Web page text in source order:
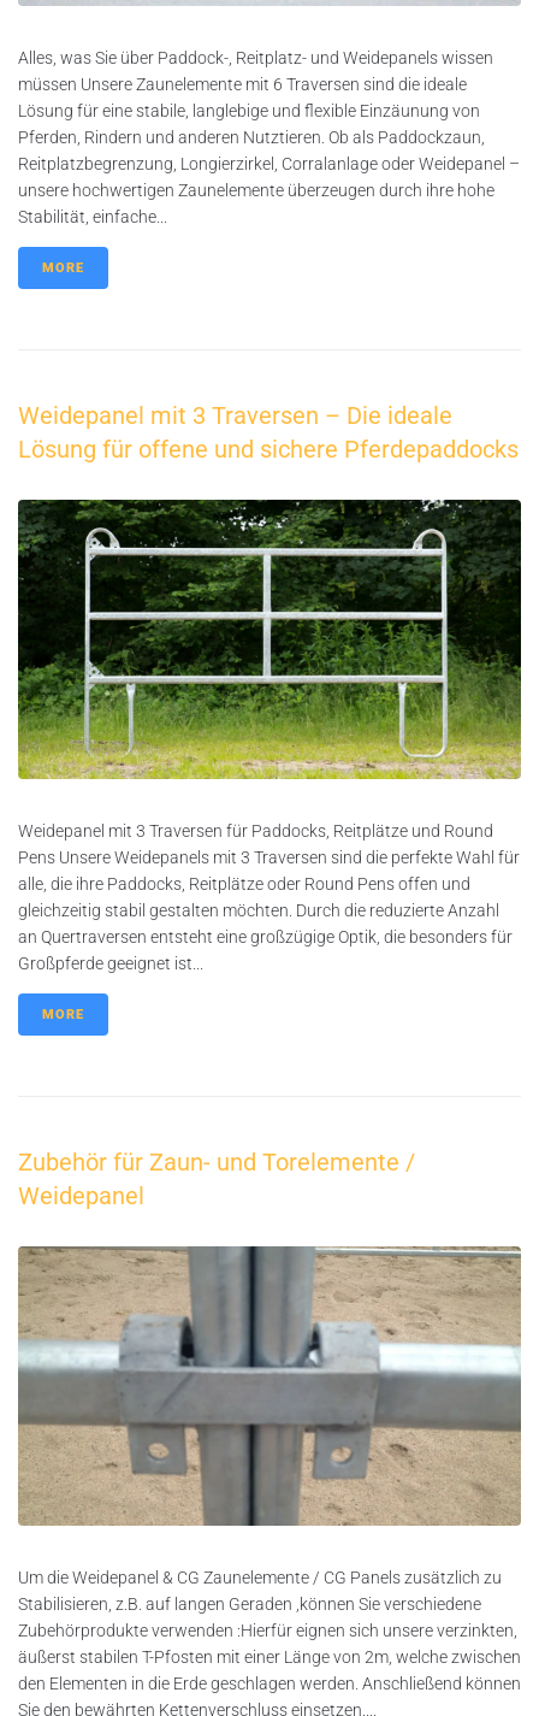
Alles, was Sie über Paddock-, Reitplatz- und Weidepanels wissen
müssen Unsere Zaunelemente mit 6 Traversen sind die ideale
Lösung für eine stabile, langlebige und flexible Einzäunung von
Pferden, Rindern und anderen Nutztieren. Ob als Paddockzaun,
Reitplatzbegrenzung, Longierzirkel, Corralanlage oder Weidepanel –
unsere hochwertigen Zaunelemente überzeugen durch ihre hohe
Stabilität, einfache...
MORE
Weidepanel mit 3 Traversen – Die ideale
Lösung für offene und sichere Pferdepaddocks
Weidepanel mit 3 Traversen für Paddocks, Reitplätze und Round
Pens Unsere Weidepanels mit 3 Traversen sind die perfekte Wahl für
alle, die ihre Paddocks, Reitplätze oder Round Pens offen und
gleichzeitig stabil gestalten möchten. Durch die reduzierte Anzahl
an Quertraversen entsteht eine großzügige Optik, die besonders für
Großpferde geeignet ist...
MORE
Zubehör für Zaun- und Torelemente /
Weidepanel
Um die Weidepanel & CG Zaunelemente / CG Panels zusätzlich zu
Stabilisieren, z.B. auf langen Geraden ,können Sie verschiedene
Zubehörprodukte verwenden :Hierfür eignen sich unsere verzinkten,
äußerst stabilen T-Pfosten mit einer Länge von 2m, welche zwischen
den Elementen in die Erde geschlagen werden. Anschließend können
Sie den bewährten Kettenverschluss einsetzen....